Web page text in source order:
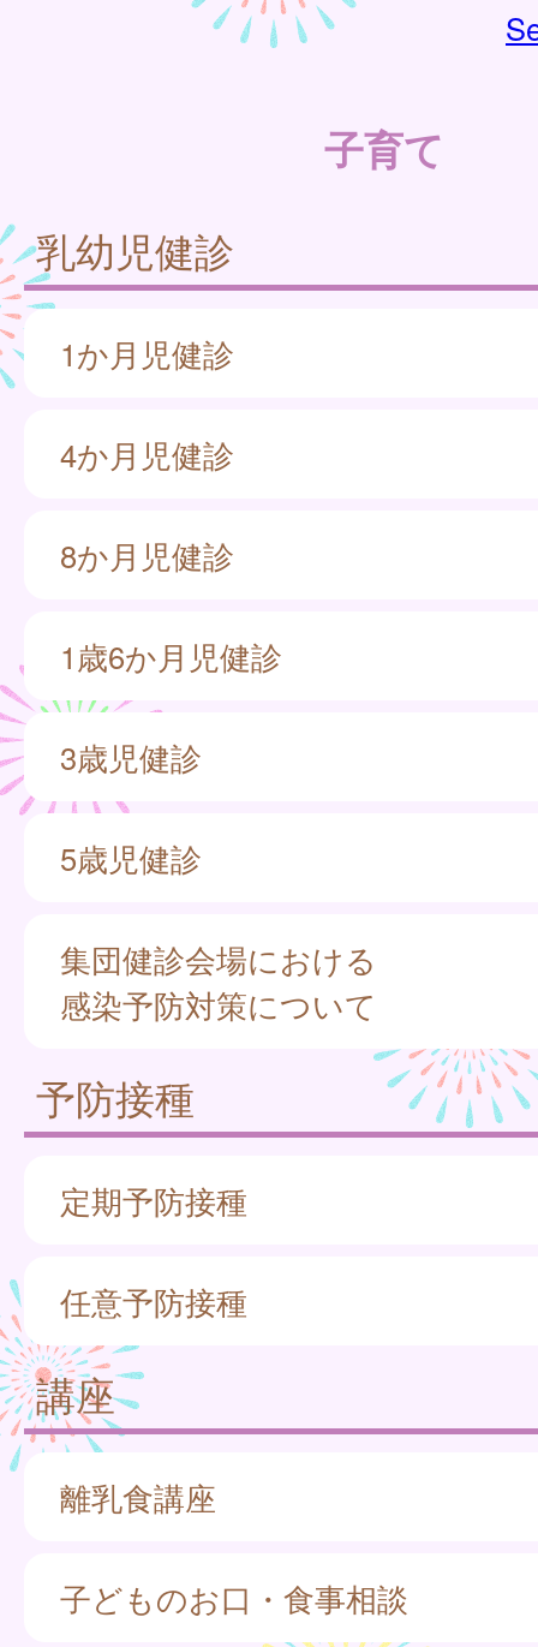
子育て
乳幼児健診
1か月児健診
4か月児健診
8か月児健診
1歳6か月児健診
3歳児健診
5歳児健診
集団健診会場における
感染予防対策について
予防接種
定期予防接種
任意予防接種
講座
離乳食講座
子どものお口・食事相談